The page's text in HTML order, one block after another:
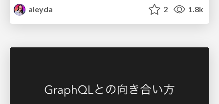
aleyda
2 1.8k